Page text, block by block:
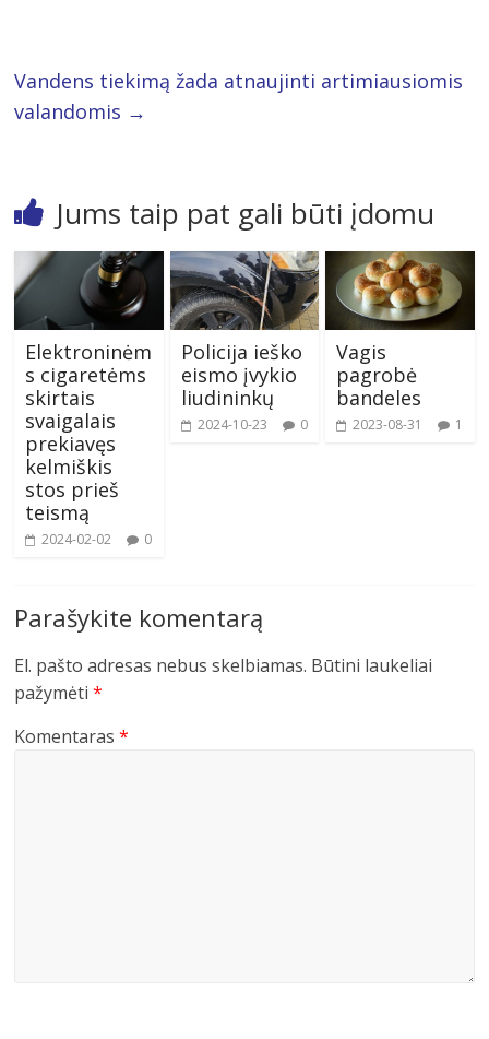
Vandens tiekimą žada atnaujinti artimiausiomis
valandomis →
Jums taip pat gali būti įdomu
Elektroninėm
s cigaretėms
skirtais
svaigalais
prekiavęs
kelmiškis
stos prieš
teismą
2024-02-02 0
Policija ieško
eismo įvykio
liudininkų
2024-10-23 0
Vagis
pagrobė
bandeles
2023-08-31 1
Parašykite komentarą
El. pašto adresas nebus skelbiamas. Būtini laukeliai
pažymėti*
Komentaras*